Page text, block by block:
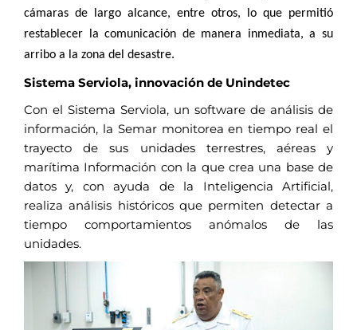
cámaras de largo alcance, entre otros, lo que permitió
restablecer la comunicación de manera inmediata, a su
arribo a la zona del desastre.
Sistema Serviola, innovación de Unindetec
Con el Sistema Serviola, un software de análisis de
información, la Semar monitorea en tiempo real el
trayecto de sus unidades terrestres, aéreas y
marítima Información con la que crea una base de
datos y, con ayuda de la Inteligencia Artificial,
realiza análisis históricos que permiten detectar a
tiempo comportamientos anómalos de las
unidades.